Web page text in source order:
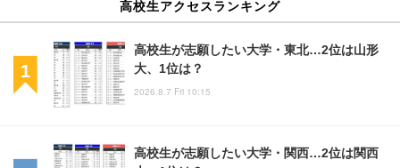
高校生アクセスランキング
高校生が志願したい大学・東北…2位は山形
大、1位は？
2026.8.7 Fri 10:15
高校生が志願したい大学・関西…2位は関西